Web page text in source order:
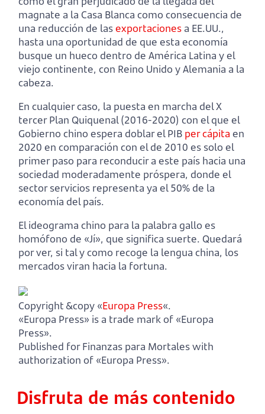
magnate a la Casa Blanca como consecuencia de
una reducción de lasexportaciones a EE.UU.,
hasta una oportunidad de que esta economía
busque un hueco dentro de América Latina y el
viejo continente, con Reino Unido y Alemania a la
cabeza.
En cualquier caso, la puesta en marcha del X
tercer Plan Quiquenal (2016-2020) con el que el
Gobierno chino espera doblar el PIB percápita en
2020 en comparación con el de 2010 es solo el
primer paso para reconducir a este país hacia una
sociedad moderadamente próspera, donde el
sector servicios representa ya el 50% de la
economía del país.
El ideograma chino para la palabra gallo es
homófono de «Jí», que significa suerte. Quedará
por ver, si tal y como recoge la lengua china, los
mercados viran hacia la fortuna.
Copyright &copy «Europa Press«.
«Europa Press» is a trade mark of «Europa
Press».
Published for Finanzas para Mortales with
authorization of «Europa Press».
Disfruta de más contenido